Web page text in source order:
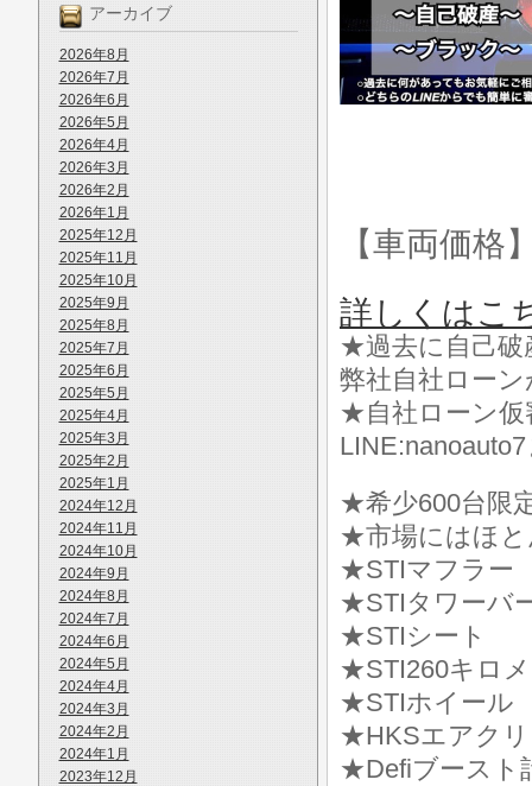
アーカイブ
2026年8月
2026年7月
2026年6月
2026年5月
2026年4月
2026年3月
2026年2月
2026年1月
2025年12月
2025年11月
2025年10月
2025年9月
2025年8月
2025年7月
2025年6月
2025年5月
2025年4月
2025年3月
2025年2月
2025年1月
2024年12月
2024年11月
2024年10月
2024年9月
2024年8月
2024年7月
2024年6月
2024年5月
2024年4月
2024年3月
2024年2月
2024年1月
2023年12月
【車両価格
詳しくはこ
★過去に自己破
弊社自社ロー
★自社ローン仮
★希少600台限
★市場にはほと
★STIマフラー
★STIタワーバ
★STIシート
★STI260キロ
★STIホイール
★HKSエアク
★Defiブースト